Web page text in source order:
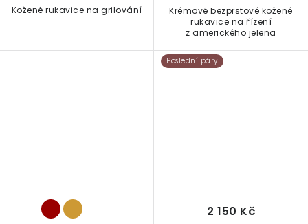
Kožené rukavice na grilování
Krémové bezprstové kožené
rukavice na řízení
z amerického jelena
Poslední páry
2 150 Kč